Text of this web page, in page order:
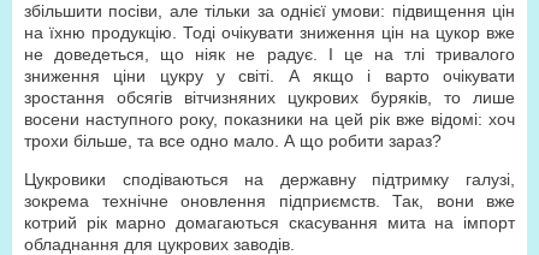
збільшити посіви, але тільки за однієї умови: підвищення цін
на їхню продукцію. Тоді очікувати зниження цін на цукор вже
не доведеться, що ніяк не радує. І це на тлі тривалого
зниження ціни цукру у світі. А якщо і варто очікувати
зростання обсягів вітчизняних цукрових буряків, то лише
восени наступного року, показники на цей рік вже відомі: хоч
трохи більше, та все одно мало. А що робити зараз?
Цукровики сподіваються на державну підтримку галузі,
зокрема технічне оновлення підприємств. Так, вони вже
котрий рік марно домагаються скасування мита на імпорт
обладнання для цукрових заводів.